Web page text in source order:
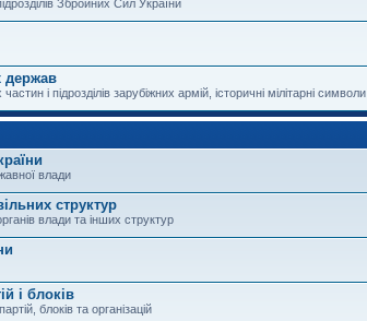
Збройних Сил України
держав
і підрозділів зарубіжних армій, історичні мілітарні символи
влади
структур
влади та інших структур
і блоків
блоків та організацій